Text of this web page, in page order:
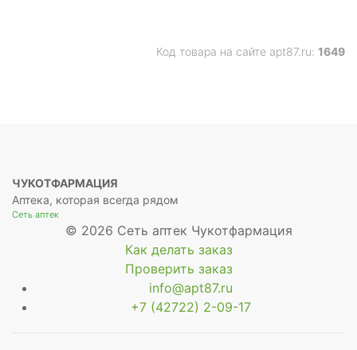
Код товара на сайте apt87.ru: 1649
ЧУКОТФАРМАЦИЯ
Аптека, которая всегда рядом
Сеть аптек
© 2026 Сеть аптек Чукотфармация
Как делать заказ
Проверить заказ
info@apt87.ru
+7 (42722) 2-09-17